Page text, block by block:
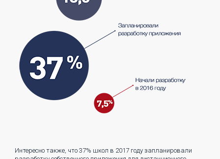
Интересно также, что 37% школ в 2017 году запланировали